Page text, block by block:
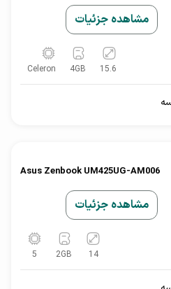
15.6
4GB
Celeron
مشاهده جزئیات
14
2GB
5
Asus Zenbook UM425UG-AM006
مشاهده جزئیات